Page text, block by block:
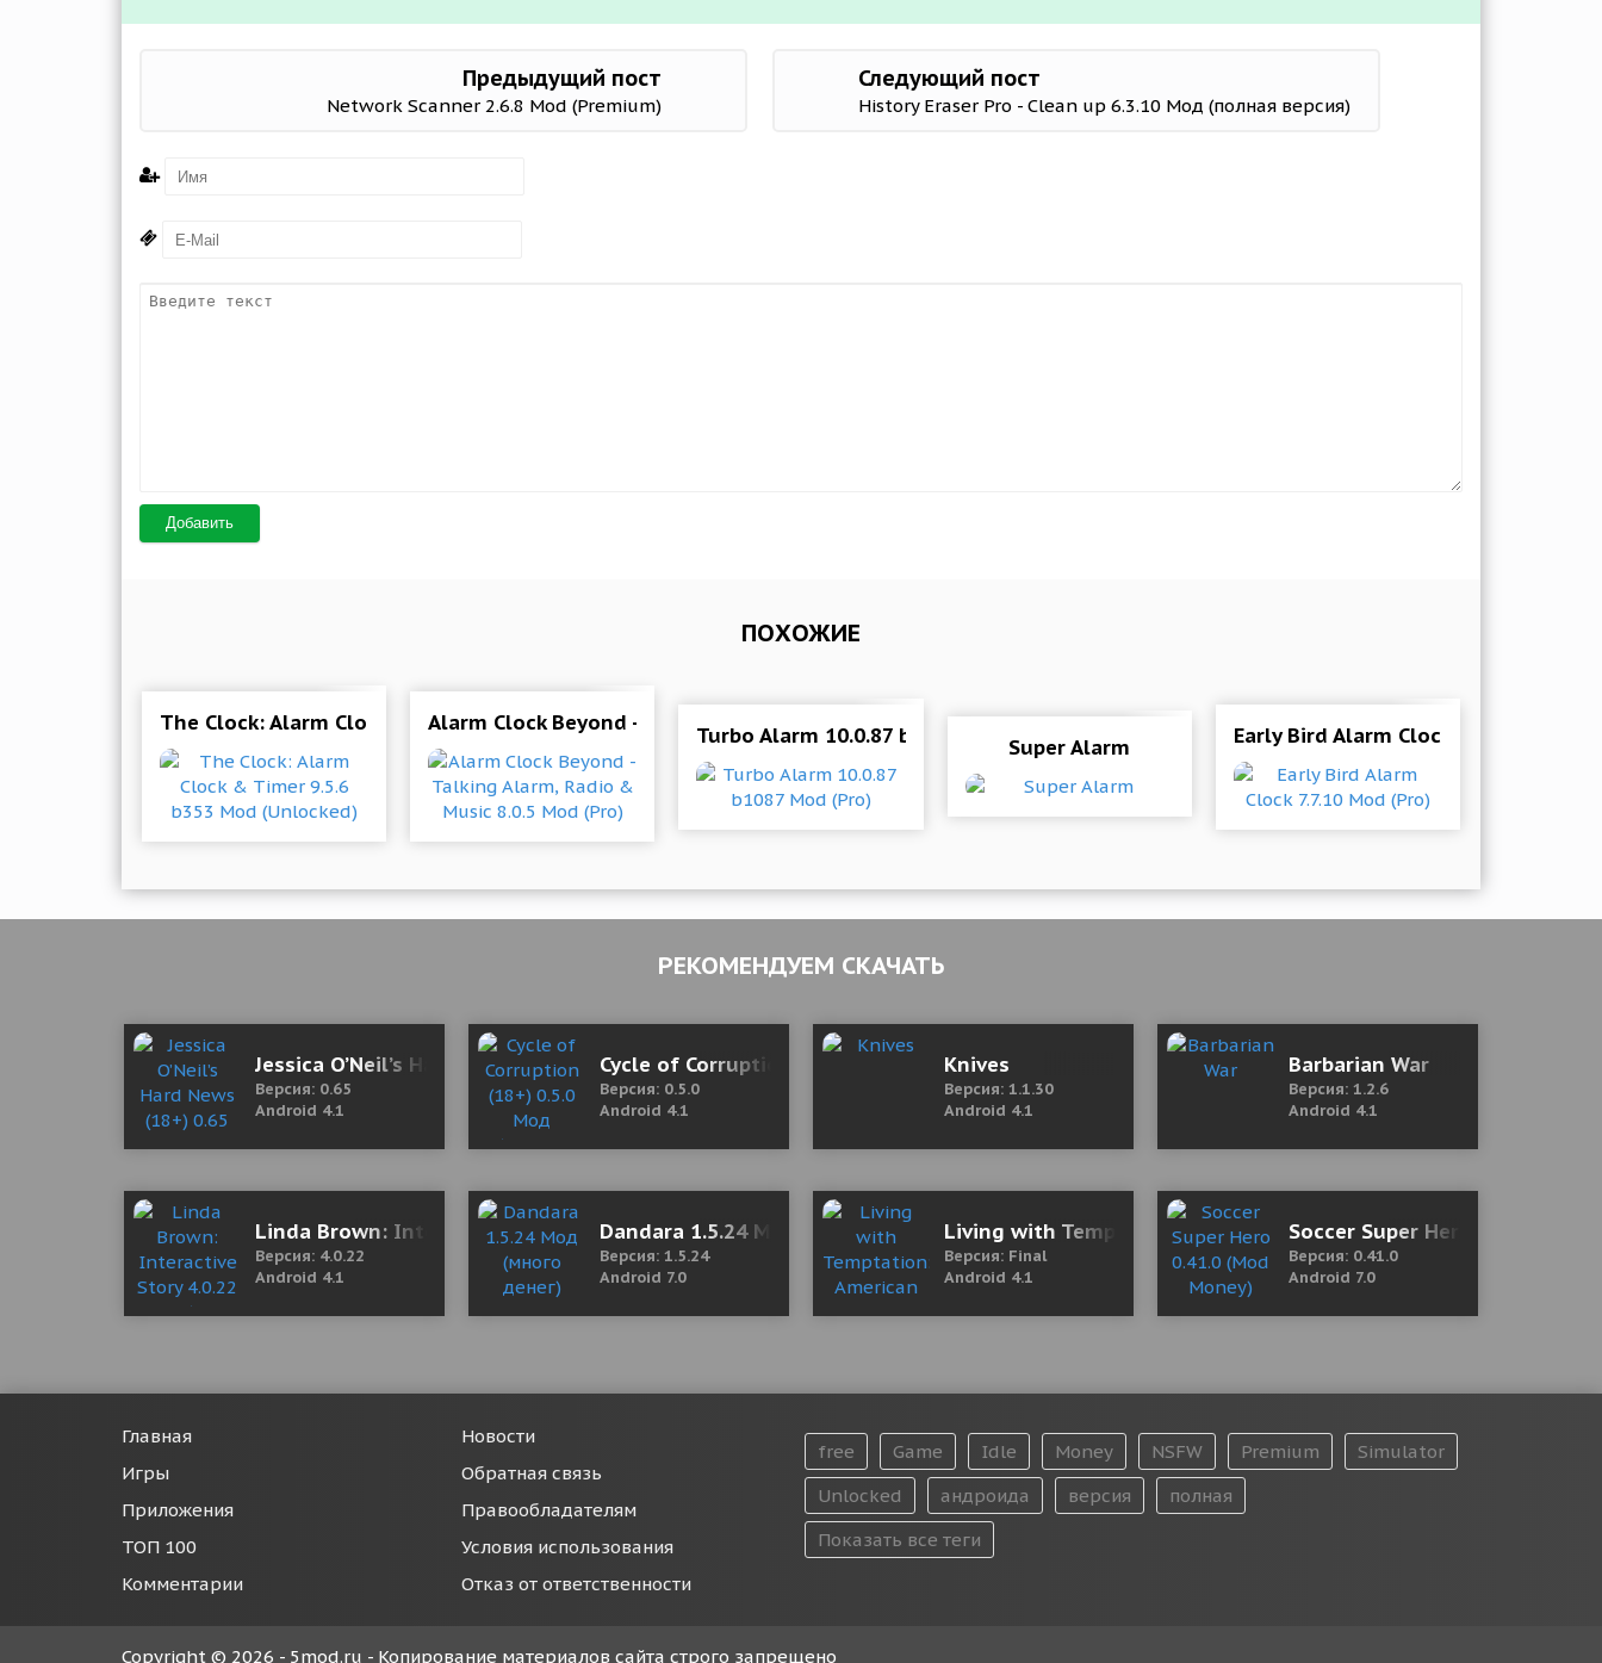
Предыдущий пост
Network Scanner 2.6.8 Mod (Premium)
Следующий пост
History Eraser Pro - Clean up 6.3.10 Мод (полная версия)
Добавить
ПОХОЖИЕ
The Clock: Alarm Clock & Timer 9.5.6 b353 Mod (Unlocked)
Alarm Clock Beyond - Talking Alarm, Radio & Music 8.0.5 Mod (Pro)
Turbo Alarm 10.0.87 b1087 Mod (Pro)Super Alarm Early Bird Alarm Clock 7.7.10 Mod
РЕКОМЕНДУЕМ СКАЧАТЬ
Jessica O’Neil’s Hard News (18+) 0.65 Мод (полная версия)
Версия: 0.65
Android 4.1
Cycle of Corruption (18+) 0.5.0 Мод (полная версия)
Версия: 0.5.0
Android 4.1
Knives
Версия: 1.1.30
Android 4.1
Barbarian War
Версия: 1.2.6
Android 4.1
Linda Brown: Interactive Story 4.0.22 Mod (Free premium choice)
Версия: 4.0.22
Android 4.1
Dandara 1.5.24 Мод (много денег)
Версия: 1.5.24
Android 7.0
Living with Temptation: American Sunset (18+) Final Мод
Версия: Final
Android 4.1
Soccer Super Hero 0.41.0 (Mod
Версия: 0.41.0
Android 7.0
Главная
Игры
Приложения
ТОП 100
Комментарии
Новости
Обратная связь
Правообладателям
Условия использования
Отказ от ответственности
free Game Idle Money NSFW Premium
Simulator
Unlocked
андроида версия
полная
Показать все теги
Copyright © 2026 - 5mod.ru - Копирование материалов сайта строго запрещено